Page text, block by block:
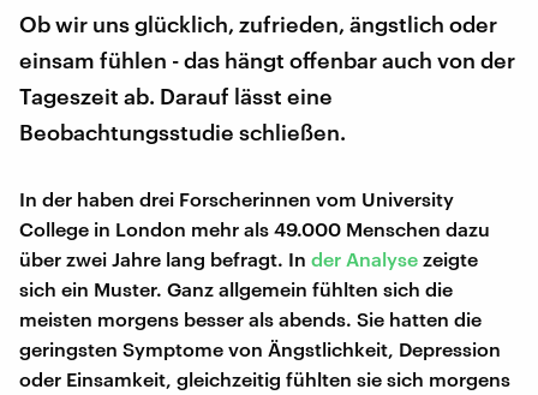
Ob wir uns glücklich, zufrieden, ängstlich oder
einsam fühlen - das hängt offenbar auch von der
Tageszeit ab. Darauf lässt eine
Beobachtungsstudie schließen.
In der haben drei Forscherinnen vom University
College in London mehr als 49.000 Menschen dazu
über zwei Jahre lang befragt. In der Analyse zeigte
sich ein Muster. Ganz allgemein fühlten sich die
meisten morgens besser als abends. Sie hatten die
geringsten Symptome von Ängstlichkeit, Depression
oder Einsamkeit, gleichzeitig fühlten sie sich morgens